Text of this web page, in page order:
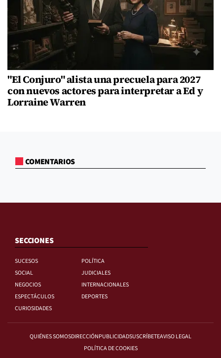
"El Conjuro" alista una precuela para 2027
con nuevos actores para interpretar a Ed y
Lorraine Warren
COMENTARIOS
SECCIONES
SUCESOS
POLÍTICA
SOCIAL
JUDICIALES
NEGOCIOS
INTERNACIONALES
ESPECTÁCULOS
DEPORTES
CURIOSIDADES
QUIÉNES SOMOSDIRECCIÓNPUBLICIDADSUSCRÍBETEAVISO LEGAL
POLÍTICA DE COOKIES